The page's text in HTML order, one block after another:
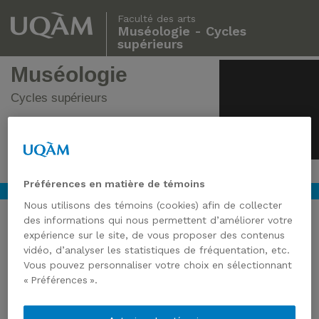
Faculté des arts
Muséologie - Cycles
supérieurs
Muséologie
Cycles supérieurs
Préférences en matière de témoins
Nous utilisons des témoins (cookies) afin de collecter
des informations qui nous permettent d’améliorer votre
expérience sur le site, de vous proposer des contenus
vidéo, d’analyser les statistiques de fréquentation, etc.
Vous pouvez personnaliser votre choix en sélectionnant
« Préférences ».